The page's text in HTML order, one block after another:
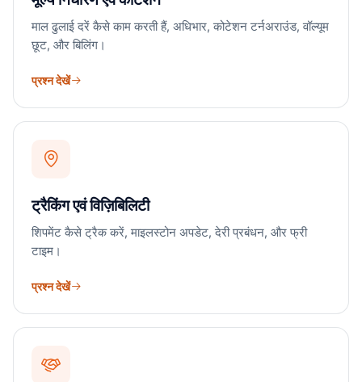
माल ढुलाई दरें कैसे काम करती हैं, अधिभार, कोटेशन टर्नअराउंड, वॉल्यूम
छूट, और बिलिंग।
प्रश्न देखें
ट्रैकिंग एवं विज़िबिलिटी
शिपमेंट कैसे ट्रैक करें, माइलस्टोन अपडेट, देरी प्रबंधन, और फ्री
टाइम।
प्रश्न देखें